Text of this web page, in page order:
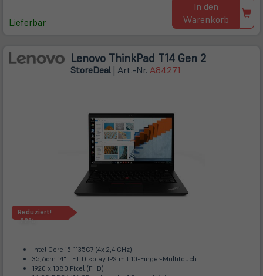
Lieferbar
In den
Warenkorb
Lenovo ThinkPad T14 Gen 2
StoreDeal | Art.-Nr. A84271
Reduziert!
-22%
Intel Core i5-1135G7 (4x 2,4 GHz)
35,6cm 14" TFT Display IPS mit 10-Finger-Multitouch
1920 x 1080 Pixel (FHD)